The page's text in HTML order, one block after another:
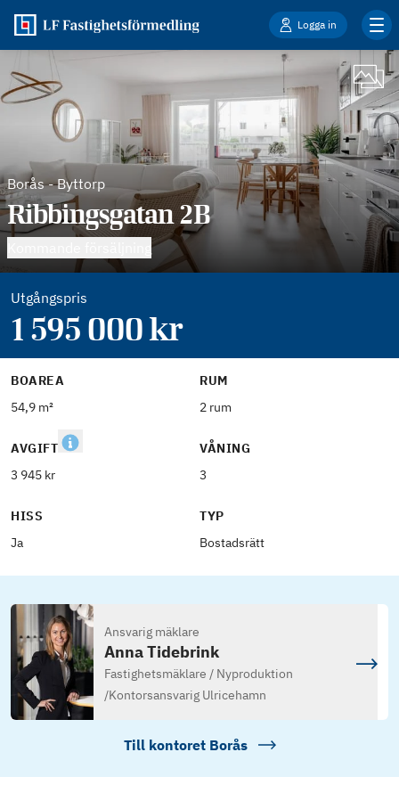
Logga in
Borås-Byttorp
Ribbingsgatan 2B
Utgångspris
1 595 000kr
BOAREA
54,9 m²
RUM
2 rum
AVGIFT
3 945 kr
VÅNING
3
HISS
Ja
TYP
Bostadsrätt
Ansvarig mäklare
Anna Tidebrink
Fastighetsmäklare / Nyproduktion
/Kontorsansvarig Ulricehamn
Till kontoret Borås